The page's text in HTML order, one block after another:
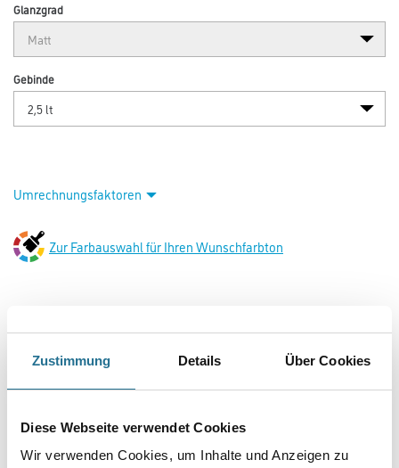
Zustimmung Details Über Cookies
Diese Webseite verwendet Cookies
Wir verwenden Cookies, um Inhalte und Anzeigen zu
Glanzgrad
Gebinde
Umrechnungsfaktoren
Zur Farbauswahl für Ihren Wunschfarbton
PRODUKTEIGENSCHAFTEN